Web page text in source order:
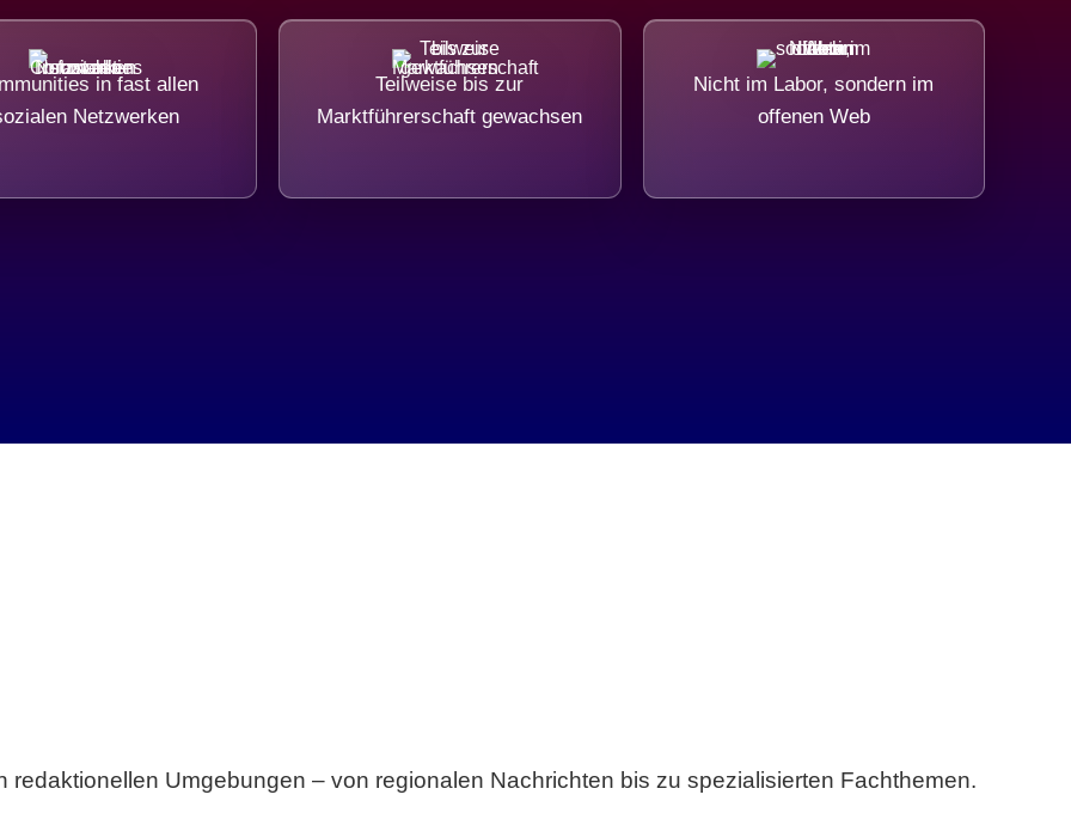
in fast allen
Netzwerken
Teilweise bis zur
Marktführerschaft gewachsen
Nicht im Labor, sondern im
offenen Web
redaktionellen Umgebungen – von regionalen Nachrichten bis zu spezialisierten Fachthemen.